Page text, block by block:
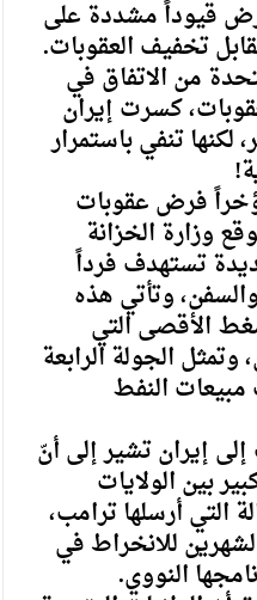
قيوداً مشددة على
تخفيف العقوبات.
من الاتفاق في
العقوبات، كسرت إيران
لكنها تنفي باستمرار
فرض عقوبات
وزارة الخزانة
تستهدف فرداً
وتأتي هذه
الأقصى التي
الجولة الرابعة
النفط
إيران تشير إلى أنّ
بين الولايات
التي أرسلها ترامب،
للانخراط في
النووي.